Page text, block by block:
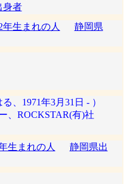
身者
年生まれの人
静岡県
、1971年3月31日 - ）
、ROCKSTAR(有)社
生まれの人
静岡県出